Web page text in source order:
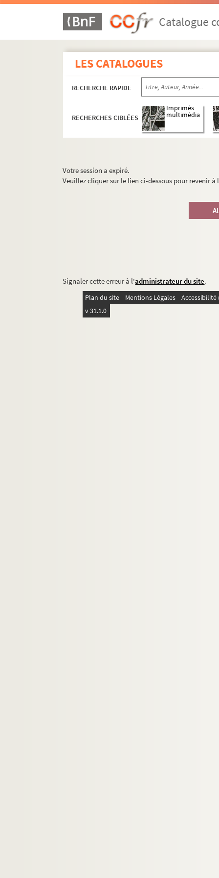
Catalogue
LES CATALOGUES
RECHERCHE RAPIDE
RECHERCHES CIBLÉES
Imprimés
multimédia
Votre session a expiré.
Veuillez cliquer sur le lien ci-dessous pour revenir
Signaler cette erreur à l'administrateur du site.
Plan du site Mentions Légales
v 31.1.0